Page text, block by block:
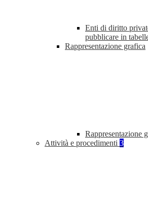
Enti di diritto
pubblicare in
Rappresentazione grafica
Rappresentazione
Attività e procedimenti 3